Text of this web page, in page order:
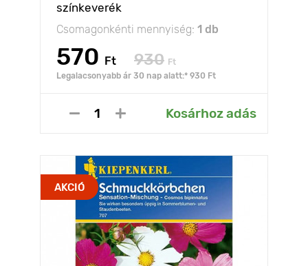
színkeverék
Csomagonkénti mennyiség: 1 db
570 Ft 930 Ft
Legalacsonyabb ár 30 nap alatt:* 930 Ft
Kosárhoz adás
AKCIÓ